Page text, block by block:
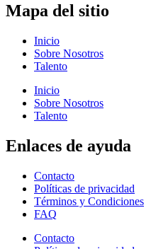
Mapa del sitio
Inicio
Sobre Nosotros
Talento
Inicio
Sobre Nosotros
Talento
Enlaces de ayuda
Contacto
Políticas de privacidad
Términos y Condiciones
FAQ
Contacto